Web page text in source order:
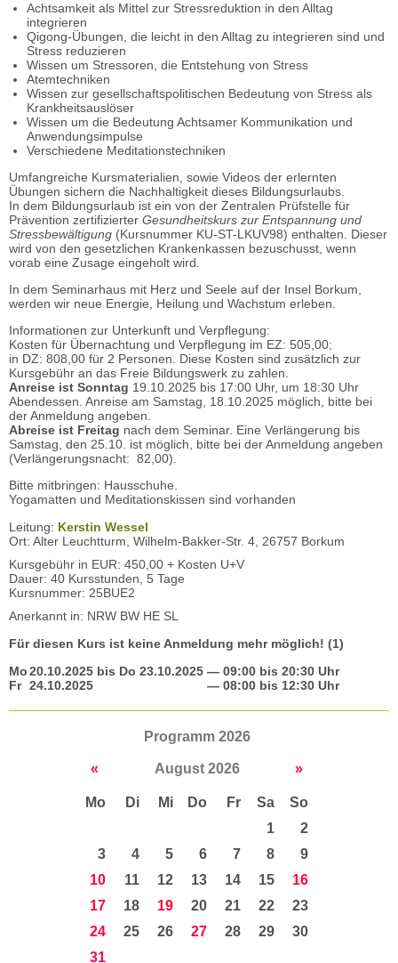
Achtsamkeit als Mittel zur Stressreduktion in den Alltag
integrieren
Qigong-Übungen, die leicht in den Alltag zu integrieren sind und
Stress reduzieren
Wissen um Stressoren, die Entstehung von Stress
Atemtechniken
Wissen zur gesellschaftspolitischen Bedeutung von Stress als
Krankheitsauslöser
Wissen um die Bedeutung Achtsamer Kommunikation und
Anwendungsimpulse
Verschiedene Meditationstechniken
Umfangreiche Kursmaterialien, sowie Videos der erlernten
Übungen sichern die Nachhaltigkeit dieses Bildungsurlaubs.
In dem Bildungsurlaub ist ein von der Zentralen Prüfstelle für
Prävention zertifizierter Gesundheitskurs zur Entspannung und
Stressbewältigung (Kursnummer KU-ST-LKUV98) enthalten. Dieser
wird von den gesetzlichen Krankenkassen bezuschusst, wenn
vorab eine Zusage eingeholt wird.
In dem Seminarhaus mit Herz und Seele auf der Insel Borkum,
werden wir neue Energie, Heilung und Wachstum erleben.
Informationen zur Unterkunft und Verpflegung:
Kosten für Übernachtung und Verpflegung im EZ: 505,00;
in DZ: 808,00 für 2 Personen. Diese Kosten sind zusätzlich zur
Kursgebühr an das Freie Bildungswerk zu zahlen.
Anreise ist Sonntag 19.10.2025 bis 17:00 Uhr, um 18:30 Uhr
Abendessen. Anreise am Samstag, 18.10.2025 möglich, bitte bei
der Anmeldung angeben.
Abreise ist Freitag nach dem Seminar. Eine Verlängerung bis
Samstag, den 25.10. ist möglich, bitte bei der Anmeldung angeben
(Verlängerungsnacht: 82,00).
Bitte mitbringen: Hausschuhe.
Yogamatten und Meditationskissen sind vorhanden
Leitung: Kerstin Wessel
Ort: Alter Leuchtturm, Wilhelm-Bakker-Str. 4, 26757 Borkum
Kursgebühr in EUR: 450,00 + Kosten U+V
Dauer: 40 Kursstunden, 5 Tage
Kursnummer: 25BUE2
Anerkannt in: NRW BW HE SL
Für diesen Kurs ist keine Anmeldung mehr möglich! (1)
Mo20.10.2025 bis Do 23.10.2025 — 09:00 bis 20:30 Uhr
Fr 24.10.2025 — 08:00 bis 12:30 Uhr
Programm 2026
« August 2026 »
Mo Di Mi Do Fr Sa
So
1
2
3
4 5 6 7 8
9
10
11 12 13 14 15
16
17
18 19 20 21 22
23
24
25 26 27 28 29
30
31